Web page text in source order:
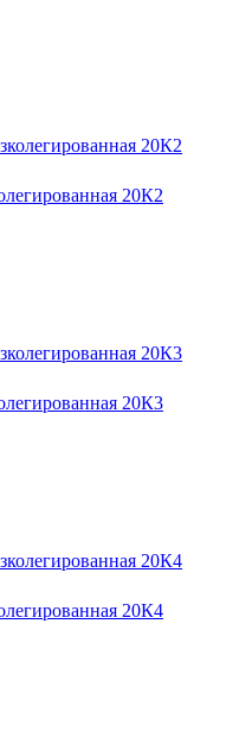
20К2
20К3
20К4